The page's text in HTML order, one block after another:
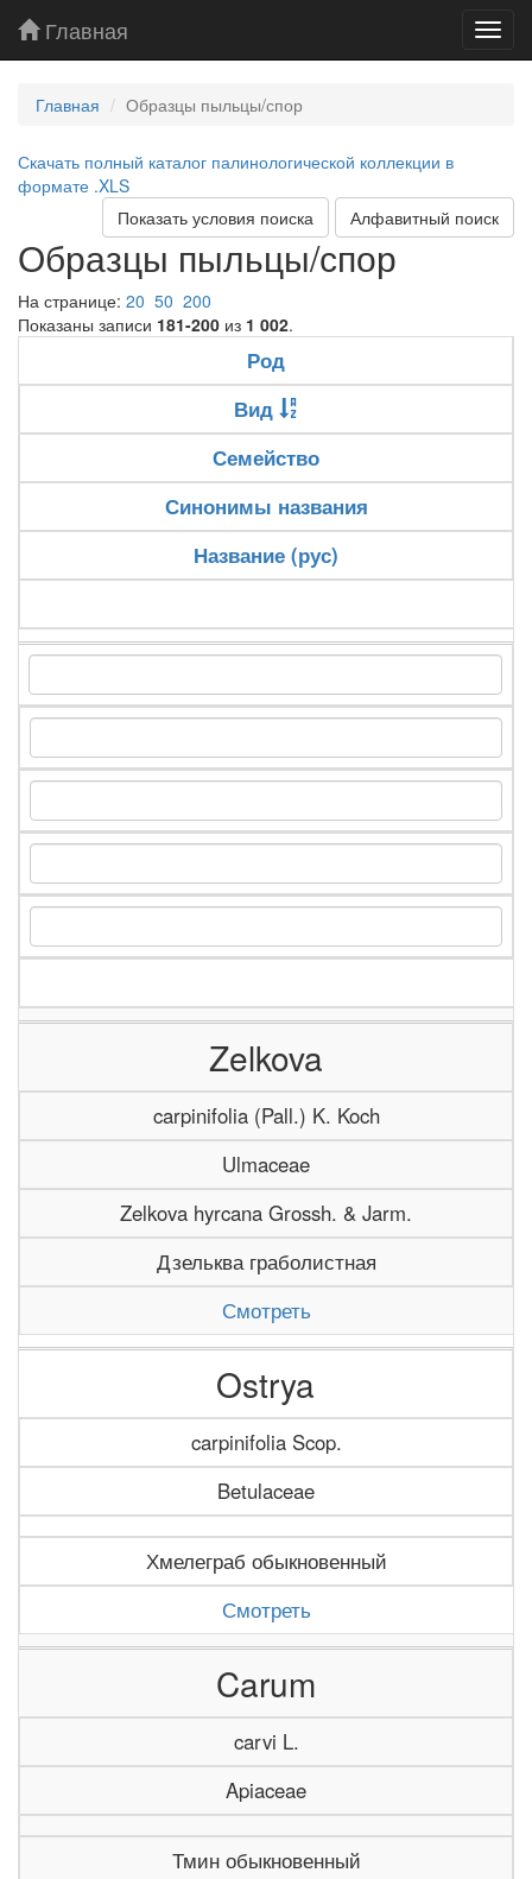
Главная
Главная Образцы пыльцы/спор
Скачать полный каталог палинологической коллекции в
формате .XLS
Показать условия поиска
Алфавитный поиск
Образцы пыльцы/спор
На странице: 20 50 200
Показаны записи 181-200 из 1 002.
Род
Вид
Семейство
Синонимы названия
Название (рус)
Zelkova
carpinifolia (Pall.) K. Koch
Ulmaceae
Zelkova hyrcana Grossh. & Jarm.
Дзельква граболистная
Смотреть
Ostrya
carpinifolia Scop.
Betulaceae
Хмелеграб обыкновенный
Смотреть
Carum
carvi L.
Apiaceae
Тмин обыкновенный